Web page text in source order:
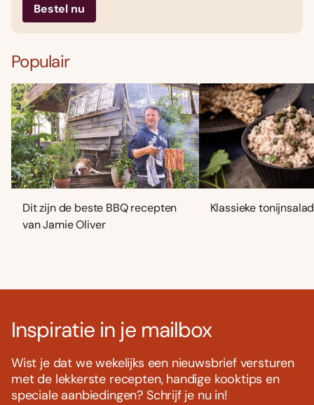
Bestel nu
Populair
Dit zijn de beste BBQ recepten
van Jamie Oliver
Klassieke
Inspiratie in je mailbox
Wist je dat we wekelijks een nieuwsbrief versturen
met de lekkerste recepten, handige kooktips en
speciale aanbiedingen? Schrijf je nu in!